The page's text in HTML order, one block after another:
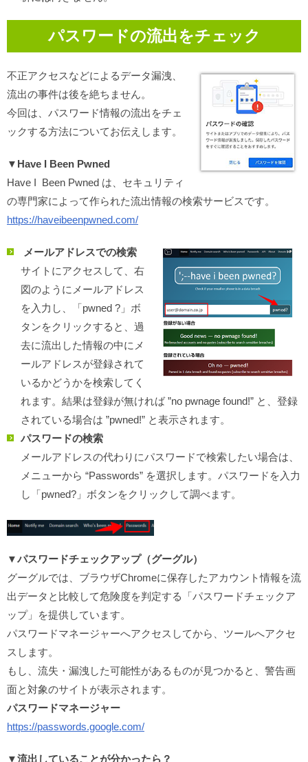
パスワードの流出をチェック
不正アクセスなどによるデータ漏洩、
流出の事件は後を絶ちません。
今回は、パスワード情報の流出をチェ
ックする方法についてお伝えします。
▼ Have I Been Pwned
Have I Been Pwned は、セキュリティ
の専門家によって作られた流出情報の検索サービスです。
https://haveibeenpwned.com/
メールアドレスでの検索
サイトにアクセスして、右
図のようにメールアドレス
を入力し、「pwned ?」ボ
タンをクリックすると、過
去に流出した情報の中にメ
ールアドレスが登録されて
いるかどうかを検索してく
れます。結果は登録が無ければ ”no pwnage found!” と、登録
されている場合は ”pwned!” と表示されます。
パスワードの検索
メールアドレスの代わりにパスワードで検索したい場合は、
メニューから “Passwords” を選択します。パスワードを入力
し「pwned?」ボタンをクリックして調べます。
▼パスワードチェックアップ（グーグル）
グーグルでは、ブラウザChromeに保存したアカウント情報を流
出データと比較して危険度を判定する「パスワードチェックア
ップ」を提供しています。
パスワードマネージャーへアクセスしてから、ツールへアクセ
スします。
もし、流失・漏洩した可能性があるものが見つかると、警告画
面と対象のサイトが表示されます。
パスワードマネージャー
https://passwords.google.com/
▼流出していることが分かったら？